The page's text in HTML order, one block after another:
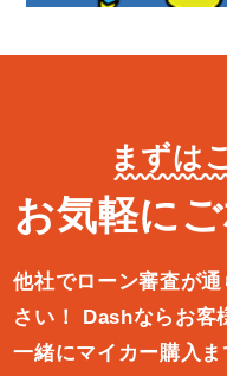
まずは
お気軽に
他社でローン審査が
さい！
Dashならお客
一緒にマイカー購入ま